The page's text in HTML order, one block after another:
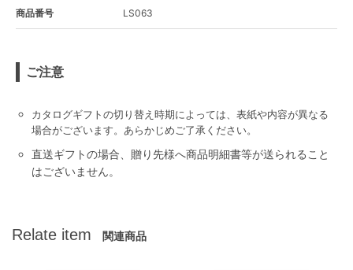
商品番号 LS063
ご注意
カタログギフトの切り替え時期によっては、表紙や内容が異なる
場合がございます。あらかじめご了承ください。
直送ギフトの場合、贈り先様へ商品明細書等が送られること
はございません。
Relate item 関連商品